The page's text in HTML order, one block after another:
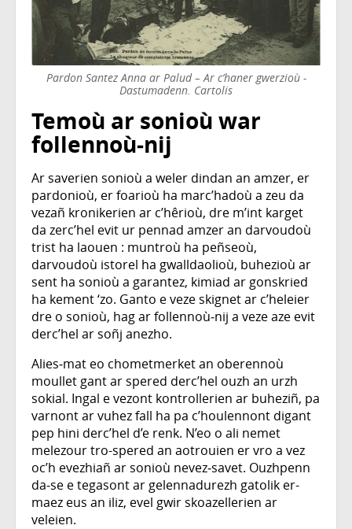
Pardon Santez Anna ar Palud – Ar c’haner gwerzioù -
Dastumadenn. Cartolis
Temoù ar sonioù war
follennoù‑nij
Ar saverien sonioù a weler dindan an amzer, er
pardonioù, er foarioù ha marc’hadoù a zeu da
vezañ kronikerien ar c’hêrioù, dre m’int karget
da zerc’hel evit ur pennad amzer an darvoudoù
trist ha laouen : muntroù ha peñseoù,
darvoudoù istorel ha gwalldaolioù, buhezioù ar
sent ha sonioù a garantez, kimiad ar gonskried
ha kement ‘zo. Ganto e veze skignet ar c’heleier
dre o sonioù, hag ar follennoù‑nij a veze aze evit
derc’hel ar soñj anezho.
Alies‑mat eo chometmerket an oberennoù
moullet gant ar spered derc’hel ouzh an urzh
sokial. Ingal e vezont kontrollerien ar buheziñ, pa
varnont ar vuhez fall ha pa c’houlennont digant
pep hini derc’hel d’e renk. N’eo o ali nemet
melezour tro-spered an aotrouien er vro a vez
oc’h evezhiañ ar sonioù nevez‑savet. Ouzhpenn
da‑se e tegasont ar gelennadurezh gatolik er-
maez eus an iliz, evel gwir skoazellerien ar
veleien.